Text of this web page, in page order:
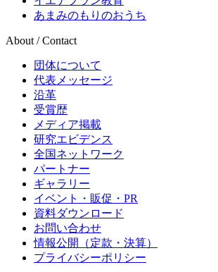
あまみのもりのおうち
About / Contact
団体について
代表メッセージ
沿革
受賞歴
メディア掲載
研究エビデンス
全国ネットワーク
パートナー
ギャラリー
イベント・販促・PR
資料ダウンロード
お問い合わせ
情報公開（定款・決算）
プライバシーポリシー